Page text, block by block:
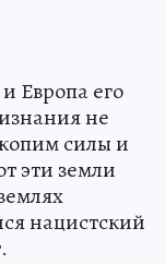
Европа его
не
силы и
эти земли
нацистский